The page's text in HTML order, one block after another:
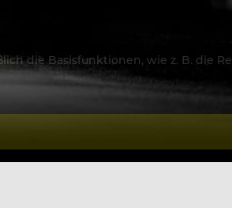
die Basisfunktionen, wie z. B. die